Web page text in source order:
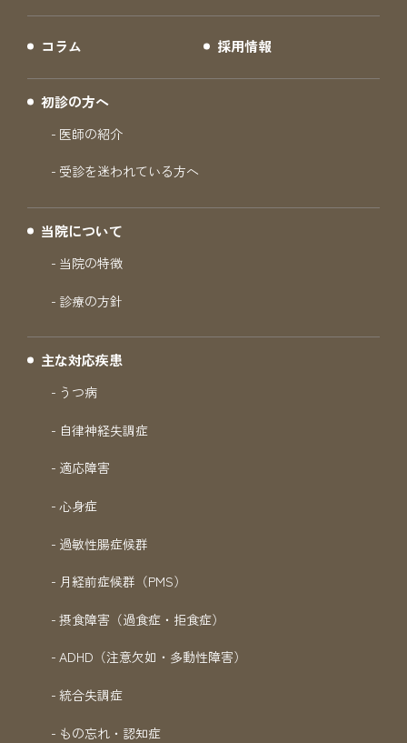
コラム 採用情報
初診の方へ
医師の紹介
受診を迷われている方へ
当院について
当院の特徴
診療の方針
主な対応疾患
うつ病
自律神経失調症
適応障害
心身症
過敏性腸症候群
月経前症候群（PMS）
摂食障害（過食症・拒食症）
ADHD（注意欠如・多動性障害）
統合失調症
もの忘れ・認知症